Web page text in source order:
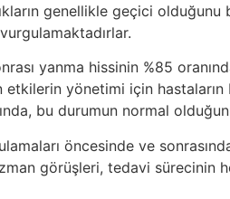
genellikle geçici
yanma hissinin %85
yönetimi için
bu durumun normal
öncesinde ve
görüşleri, tedavi sürecinin